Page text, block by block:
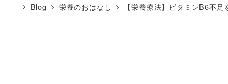
Blog 栄養のおはなし 【栄養療法】ビタミンB6不